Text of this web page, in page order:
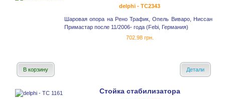
delphi - TC2343
Шаровая опора на Рено Трафик, Опель Виваро, Ниссан
Примастар после 11/2006- года (Febi, Германия)
702.98 грн.
В корзину Детали
Стойка стабилизатора